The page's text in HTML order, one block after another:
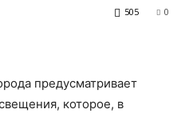
0
505
предусматривает
которое, в